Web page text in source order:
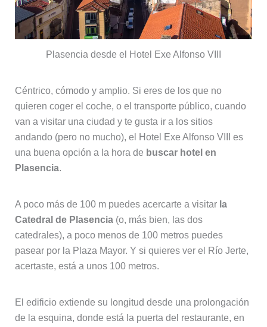
Plasencia desde el Hotel Exe Alfonso VIII
Céntrico, cómodo y amplio. Si eres de los que no
quieren coger el coche, o el transporte público, cuando
van a visitar una ciudad y te gusta ir a los sitios
andando (pero no mucho), el Hotel Exe Alfonso VIII es
una buena opción a la hora de buscar hotel en
Plasencia.
A poco más de 100 m puedes acercarte a visitar la
Catedral de Plasencia(o, más bien, las dos
catedrales), a poco menos de 100 metros puedes
pasear por la Plaza Mayor. Y si quieres ver el Río Jerte,
acertaste, está a unos 100 metros.
El edificio extiende su longitud desde una prolongación
de la esquina, donde está la puerta del restaurante, en